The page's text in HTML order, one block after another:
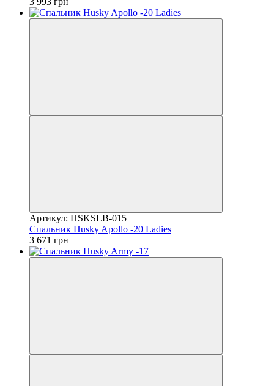
Артикул: HSKSLB-015
Спальник Husky Apollo -20 Ladies
3 671 грн